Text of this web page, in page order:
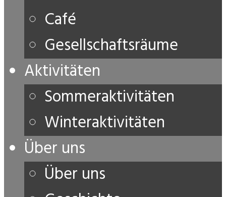
Café
Gesellschaftsräume
Aktivitäten
Sommeraktivitäten
Winteraktivitäten
Über uns
Über uns